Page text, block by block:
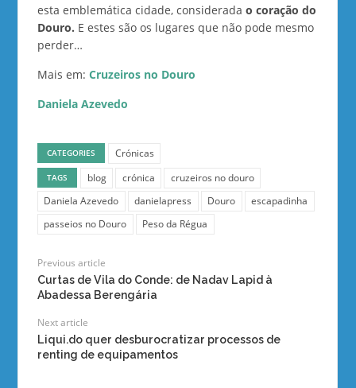
esta emblemática cidade, considerada o coração do
Douro. E estes são os lugares que não pode mesmo
perder…
Mais em: Cruzeiros no Douro
Daniela Azevedo
CATEGORIES Crónicas
TAGS blog crónica
cruzeiros no douro
Daniela Azevedo
danielapress Douro
escapadinha
passeios no Douro
Peso da Régua
Previous article
Curtas de Vila do Conde: de Nadav Lapid à
Abadessa Berengária
Next article
Liqui.do quer desburocratizar processos de
renting de equipamentos